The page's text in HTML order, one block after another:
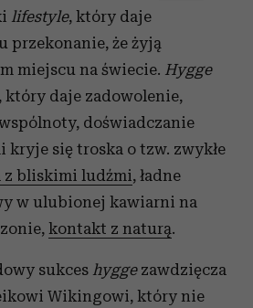
lifestyle, który daje
przekonanie, że żyją
miejscu na świecie. Hygge
który daje zadowolenie,
doświadczanie
kryje się troska o tzw. zwykłe
z bliskimi ludźmi, ładne
w ulubionej kawiarni na
kontakt z naturą.
sukces hyggezawdzięcza
Wikingowi, który nie